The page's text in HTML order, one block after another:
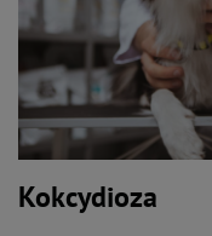
Kokcydioza